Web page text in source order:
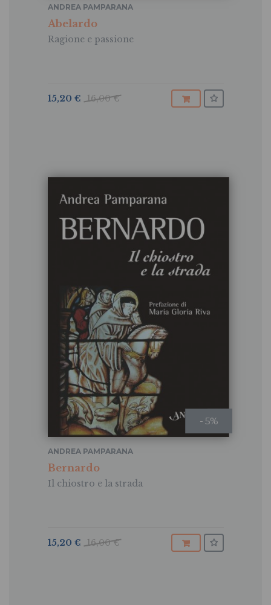
Abelardo
Ragione e passione
ANDREA PAMPARANA
16,00 €
15,20 €
- 5%
Bernardo
Il chiostro e la strada
ANDREA PAMPARANA
16,00 €
15,20 €